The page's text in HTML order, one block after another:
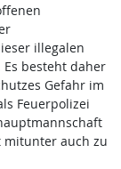
illegalen
besteht daher
Gefahr im
Feuerpolizei
auch zu